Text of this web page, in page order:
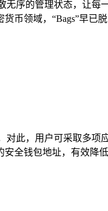
无序的管理状态，让每
币领域，“Bags”早已
此，用户可采取多项
全钱包地址，有效降